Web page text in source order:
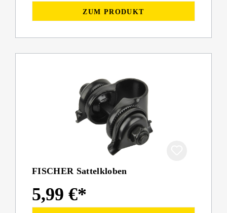
ZUM PRODUKT
FISCHER Sattelkloben
5,99 €*